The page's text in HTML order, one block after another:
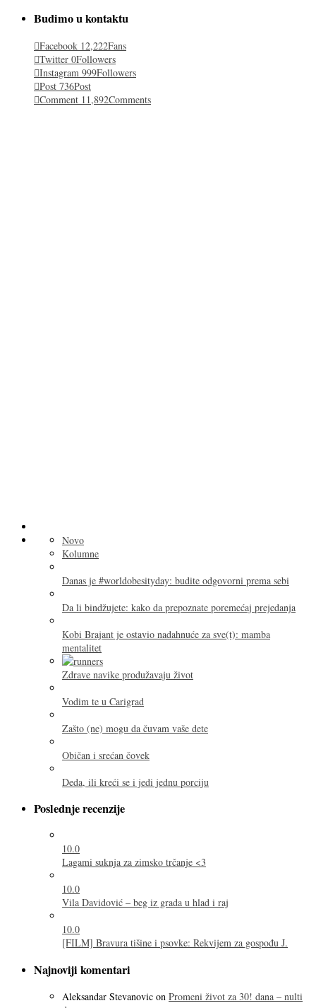
Budimo u kontaktu
Facebook 12,222Fans
Twitter 0Followers
Instagram 999Followers
Post 736Post
Comment 11,892Comments
Novo
Kolumne
Danas je #worldobesityday: budite odgovorni prema sebi
Da li bindžujete: kako da prepoznate poremećaj prejedanja
Kobi Brajant je ostavio nadahnuće za sve(t): mamba
mentalitet
Zdrave navike produžavaju život
Vodim te u Carigrad
Zašto (ne) mogu da čuvam vaše dete
Običan i srećan čovek
Deda, ili kreći se i jedi jednu porciju
Poslednje recenzije
10.0
Lagami suknja za zimsko trčanje <3
10.0
Vila Davidović – beg iz grada u hlad i raj
10.0
[FILM] Bravura tišine i psovke: Rekvijem za gospođu J.
Najnoviji komentari
Aleksandar Stevanovic on Promeni život za 30! dana – nulti